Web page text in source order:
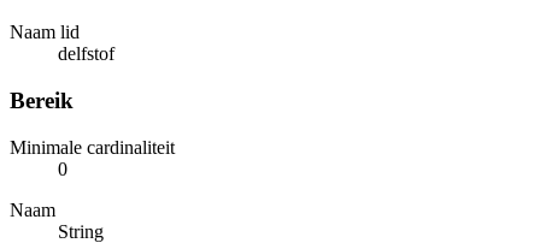
Naam lid
delfstof
Bereik
Minimale cardinaliteit
0
Naam
String